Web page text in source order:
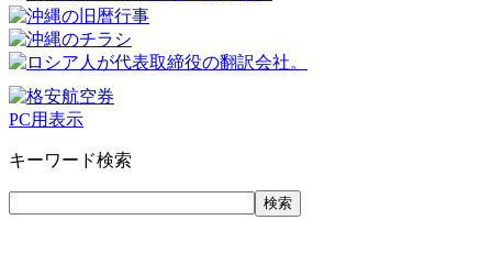
PC用表示
キーワード検索